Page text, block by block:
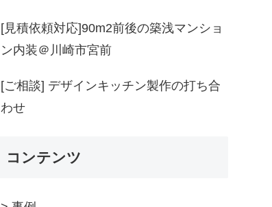
[見積依頼対応]90m2前後の築浅マンショ
ン内装＠川崎市宮前
[ご相談] デザインキッチン製作の打ち合
わせ
コンテンツ